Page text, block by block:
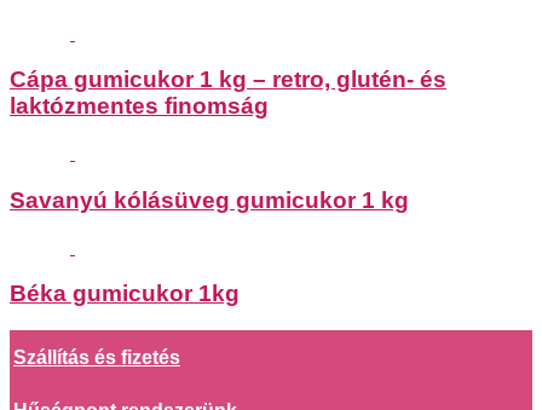
Cápa gumicukor 1 kg – retro, glutén- és
laktózmentes finomság
Savanyú kólásüveg gumicukor 1 kg
Béka gumicukor 1kg
Szállítás és fizetés